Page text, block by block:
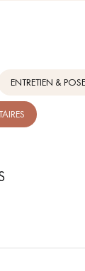
ENTRETIEN & POSE